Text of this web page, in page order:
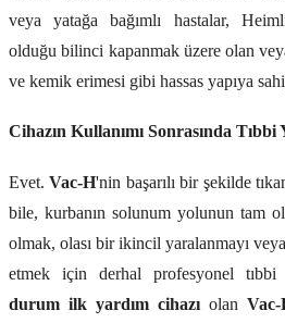
veya yatağa bağımlı hastalar,
olduğu bilinci kapanmak üzere olan
ve kemik erimesi gibi hassas yapıya
Cihazın Kullanımı Sonrasında
Evet.Vac-H'nin başarılı bir şekilde
bile, kurbanın solunum yolunun tam
olmak, olası bir ikincil yaralanmayı veya
etmek için derhal profesyonel tıbbi
durum ilk yardım cihazı olan Vac-